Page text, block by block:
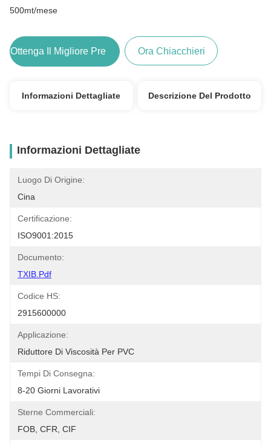
500mt/mese
Ora Chiacchieri
Informazioni Dettagliate Descrizione Del Prodotto
Informazioni Dettagliate
Luogo Di Origine:
Cina
Certificazione:
ISO9001:2015
Documento:
TXIB.pdf
Codice HS:
2915600000
Applicazione:
Riduttore Di Viscosità Per PVC
Tempi Di Consegna:
8-20 Giorni Lavorativi
Sterne Commerciali:
FOB, CFR, CIF